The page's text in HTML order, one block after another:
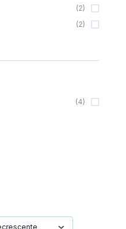
(2)
(2)
(4)